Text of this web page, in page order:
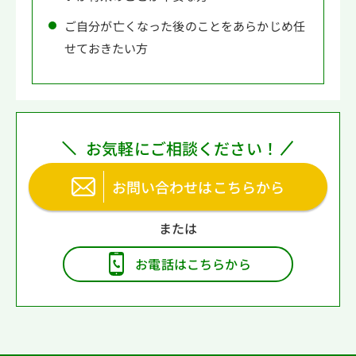
ご自分が亡くなった後のことをあらかじめ任
せておきたい方
お気軽にご相談ください！
お問い合わせはこちらから
お電話はこちらから